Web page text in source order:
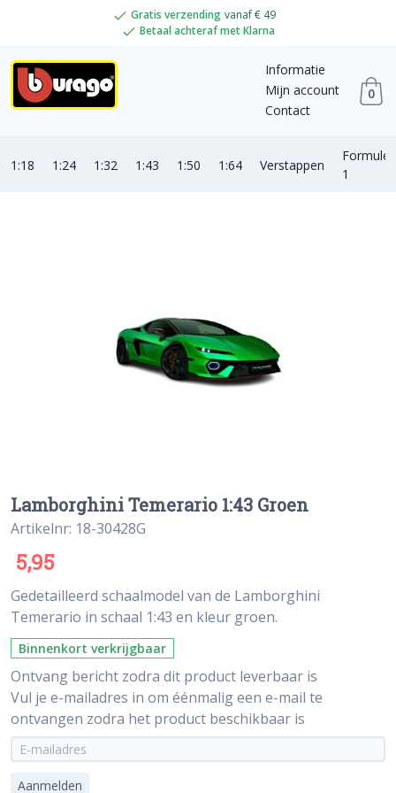
Gratis verzending vanaf € 49
Betaal achteraf met Klarna
Informatie
Mijn account
Contact
0
1:18 1:24 1:32 1:43 1:50 1:64 Verstappen
Formule
1
Lamborghini Temerario 1:43 Groen
Artikelnr: 18-30428G
5,95
Gedetailleerd schaalmodel van de Lamborghini
Temerario in schaal 1:43 en kleur groen.
Binnenkort verkrijgbaar
Ontvang bericht zodra dit product leverbaar is
Vul je e-mailadres in om éénmalig een e-mail te
ontvangen zodra het product beschikbaar is
Aanmelden